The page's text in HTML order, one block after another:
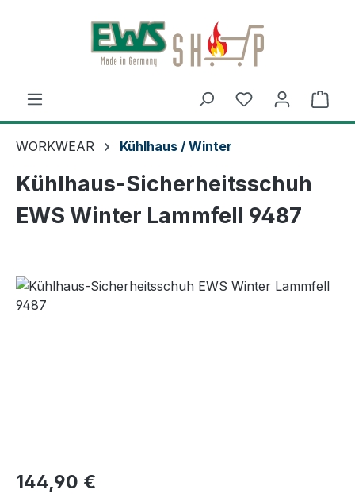
Zum Hauptinhalt springen
WORKWEAR Kühlhaus / Winter
Kühlhaus-Sicherheitsschuh
EWS Winter Lammfell 9487
Regulärer Preis:
144,90 €